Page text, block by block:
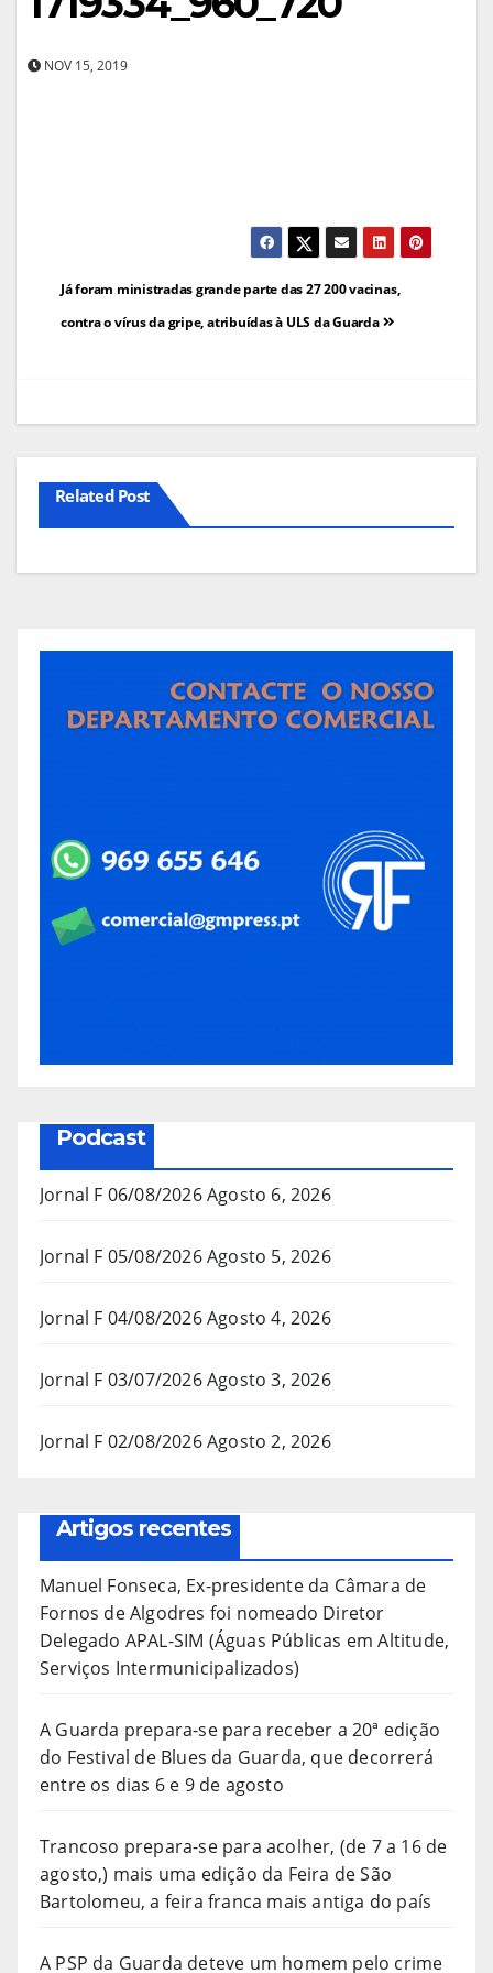
NOV 15, 2019
Navegação
de
Já foram ministradas grande parte das 27 200 vacinas,
contra o vírus da gripe, atribuídas à ULS da Guarda
Related Post
Podcast
Jornal F 06/08/2026Agosto 6, 2026
Jornal F 05/08/2026Agosto 5, 2026
Jornal F 04/08/2026Agosto 4, 2026
Jornal F 03/07/2026Agosto 3, 2026
Jornal F 02/08/2026Agosto 2, 2026
Artigos recentes
Manuel Fonseca, Ex-presidente da Câmara de
Fornos de Algodres foi nomeado Diretor
Delegado APAL-SIM (Águas Públicas em Altitude,
Serviços Intermunicipalizados)
A Guarda prepara-se para receber a 20ª edição
do Festival de Blues da Guarda, que decorrerá
entre os dias 6 e 9 de agosto
Trancoso prepara-se para acolher, (de 7 a 16 de
agosto,) mais uma edição da Feira de São
Bartolomeu, a feira franca mais antiga do país
A PSP da Guarda deteve um homem pelo crime